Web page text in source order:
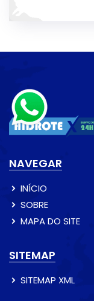
NAVEGAR
INÍCIO
SOBRE
MAPA DO SITE
SITEMAP
SITEMAP XML